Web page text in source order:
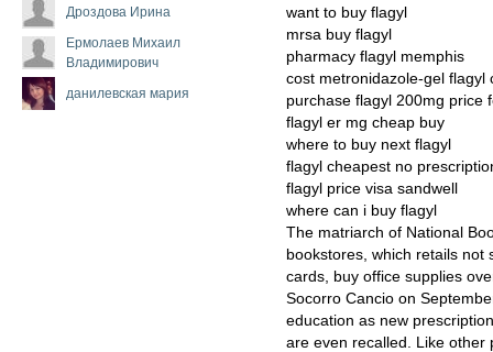
Дроздова Ирина
Ермолаев Михаил
Владимирович
данилевская мария
want to buy flagyl
mrsa buy flagyl
pharmacy flagyl memphis
cost metronidazole-gel flagyl
purchase flagyl 200mg price
flagyl er mg cheap buy
where to buy next flagyl
flagyl cheapest no
flagyl price visa sandwell
where can i buy flagyl
The matriarch of National
bookstores, which retails not
cards, buy office supplies
Socorro Cancio on
education as new
are even recalled. Like other